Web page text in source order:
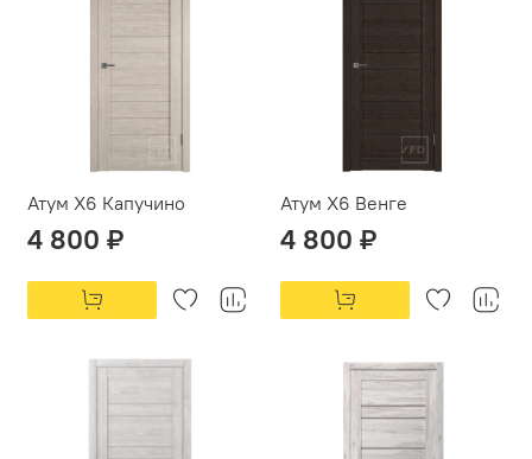
Атум X6 Капучино
4 800 ₽
Атум X6 Венге
4 800 ₽